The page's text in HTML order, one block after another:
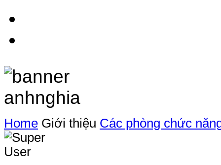
Home Giới thiệu Các phòng chức